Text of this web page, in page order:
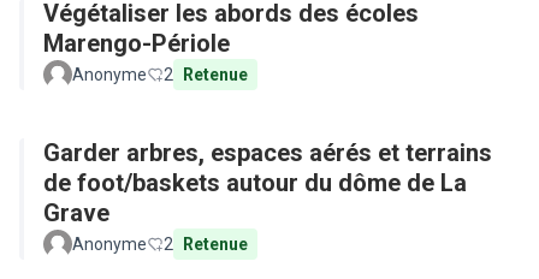
Végétaliser les abords des écoles
Marengo-Périole
Anonyme 2 Retenue
Garder arbres, espaces aérés et terrains
de foot/baskets autour du dôme de La
Grave
Anonyme 2 Retenue